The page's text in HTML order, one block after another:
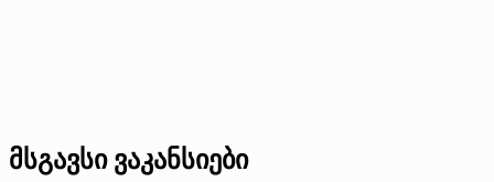
მსგავსი ვაკანსიები